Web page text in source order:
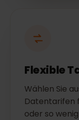
Flexible
Wählen Sie
Datentarifen
oder so